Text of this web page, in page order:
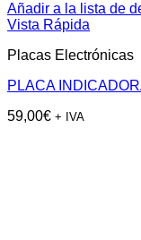
Añadir a la lista de
Vista Rápida
Placas Electrónicas
PLACA
59,00€ + IVA